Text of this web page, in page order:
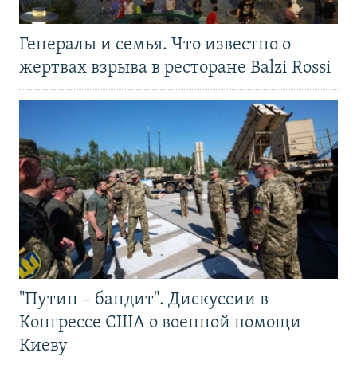
Генералы и семья. Что известно о
жертвах взрыва в ресторане Balzi Rossi
"Путин – бандит". Дискуссии в
Конгрессе США о военной помощи
Киеву